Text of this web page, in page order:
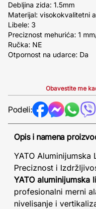
Debljina zida: 1.5mm
Materijal: visokokvalitetni
Libele: 3
Preciznost mehurića: 1
Ručka: NE
Otpornost na udarce: Da
Obavestite me
Podeli:
Opis i namena
YATO
Preciznost i
YATO aluminijumska
profesionalni merni
nivelisanje i